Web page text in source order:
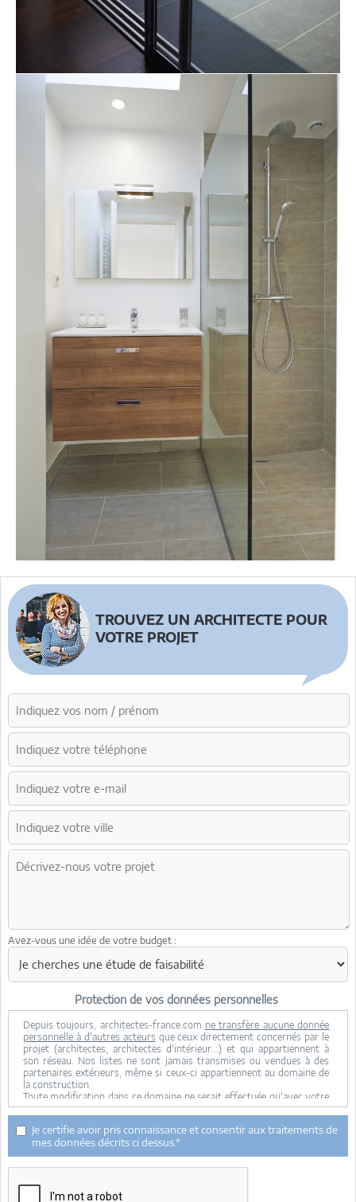
TROUVEZ UN ARCHITECTE POUR
VOTRE PROJET
Avez-vous une idée de votre budget :
Protection de vos données personnelles
Depuis toujours, architectes-france.com ne transfère aucune donnée
personnelle à d'autres acteurs que ceux directement concernés par le
projet (architectes, architectes d'intérieur...) et qui appartiennent à
son réseau. Nos listes ne sont jamais transmises ou vendues à des
partenaires extérieurs, même si ceux-ci appartiennent au domaine de
la construction.
Toute modification dans ce domaine ne serait effectuée qu'avec votre
consentement.
Je consens à ce que mes données personnelles soient collectées pour
permettre à architectes-france de transférer votre projet aux
architectes. Seul Architectes-france, ses équipes internes et la
maitrise d'oeuvre concernée par le projet y ont accès. Aucune
transmission de données à des tiers à l'exclusion de ceux décrits ci
dessus n'est réalisée.
Je certifie avoir pris connaissance et consentir aux traitements de
mes données décrits ci dessus.*